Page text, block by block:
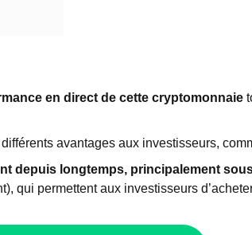
en direct de cette cryptomonnaie
avantages aux investisseurs,
depuis longtemps, principalement
qui permettent aux investisseurs